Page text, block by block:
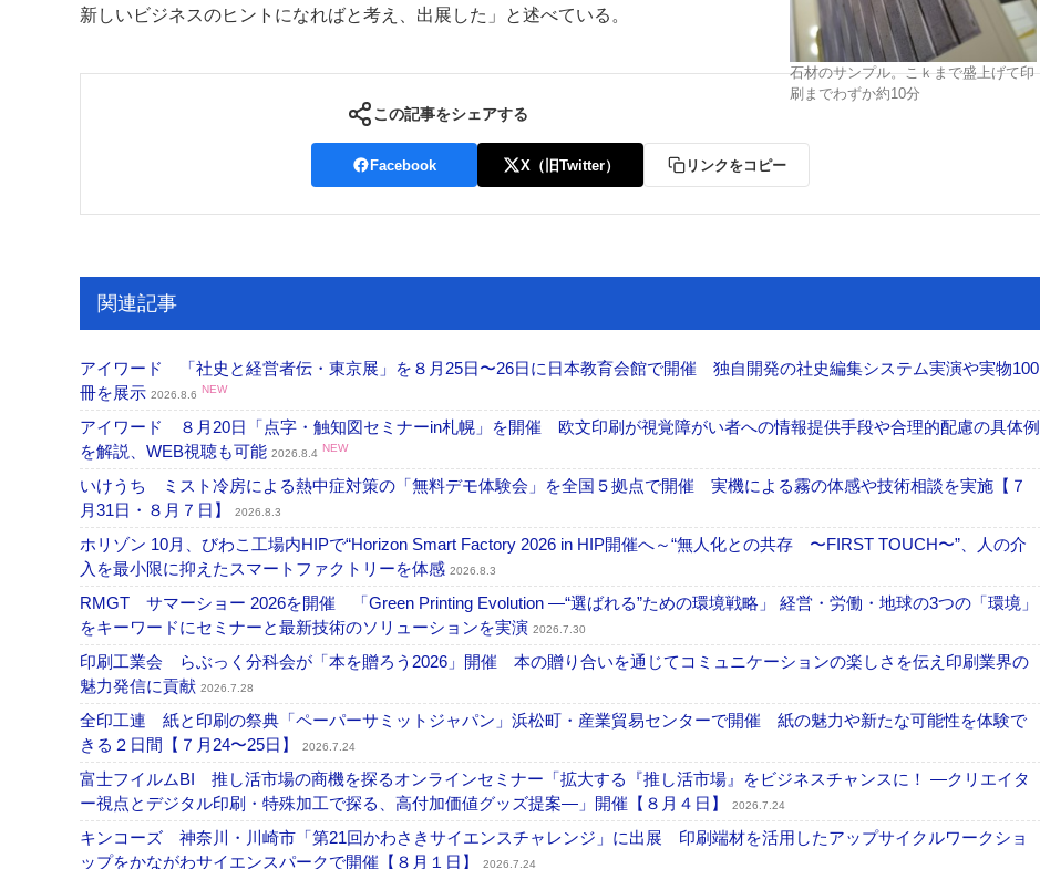
石材のサンプル。こｋまで盛上げて印
刷までわずか約10分
新しいビジネスのヒントになればと考え、出展した」と述べている。
この記事をシェアする
Facebook X（旧Twitter） リンクをコピー
関連記事
アイワード 「社史と経営者伝・東京展」を８月25日〜26日に日本教育会館で開催 独自開発の社史編集システム実演や実物100
冊を展示 2026.8.6 NEW
アイワード ８月20日「点字・触知図セミナーin札幌」を開催 欧文印刷が視覚障がい者への情報提供手段や合理的配慮の具体例
を解説、WEB視聴も可能 2026.8.4 NEW
いけうち ミスト冷房による熱中症対策の「無料デモ体験会」を全国５拠点で開催 実機による霧の体感や技術相談を実施【７
月31日・８月７日】
2026.8.3
ホリゾン 10月、びわこ工場内HIPで“Horizon Smart Factory 2026 in HIP開催へ～“無人化との共存 〜FIRST TOUCH〜”、人の介
入を最小限に抑えたスマートファクトリーを体感 2026.8.3
RMGT サマーショー 2026を開催 「Green Printing Evolution ―“選ばれる”ための環境戦略」 経営・労働・地球の3つの「環境」
をキーワードにセミナーと最新技術のソリューションを実演 2026.7.30
印刷工業会 らぶっく分科会が「本を贈ろう2026」開催 本の贈り合いを通じてコミュニケーションの楽しさを伝え印刷業界の
魅力発信に貢献 2026.7.28
全印工連 紙と印刷の祭典「ペーパーサミットジャパン」浜松町・産業貿易センターで開催 紙の魅力や新たな可能性を体験で
きる２日間【７月24〜25日】
2026.7.24
富士フイルムBI 推し活市場の商機を探るオンラインセミナー「拡大する『推し活市場』をビジネスチャンスに！ ―クリエイタ
ー視点とデジタル印刷・特殊加工で探る、高付加価値グッズ提案―」開催【８月４日】
2026.7.24
キンコーズ 神奈川・川崎市「第21回かわさきサイエンスチャレンジ」に出展 印刷端材を活用したアップサイクルワークショ
ップをかながわサイエンスパークで開催【８月１日】
2026.7.24